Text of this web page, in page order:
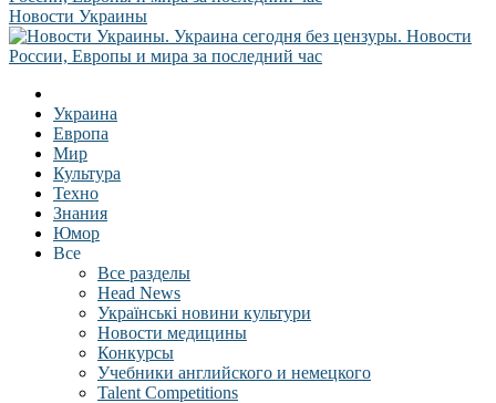
Новости Украины
Украина
Европа
Мир
Культура
Техно
Знания
Юмор
Все
Все разделы
Head News
Українські новини культури
Новости медицины
Конкурсы
Учебники английского и немецкого
Talent Competitions